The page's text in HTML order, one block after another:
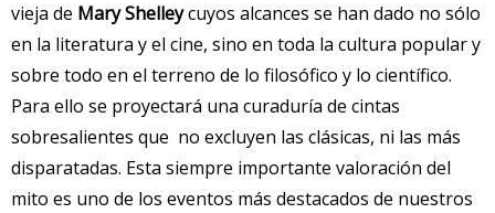
vieja de Mary Shelleycuyos alcances se han dado no sólo
en la literatura y el cine, sino en toda la cultura popular y
sobre todo en el terreno de lo filosófico y lo científico.
Para ello se proyectará una curaduría de cintas
sobresalientes que no excluyen las clásicas, ni las más
disparatadas. Esta siempre importante valoración del
mito es uno de los eventos más destacados de nuestros